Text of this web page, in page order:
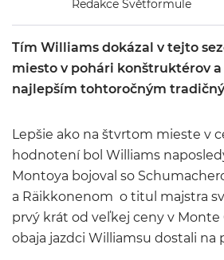
Redakce Světformule
Tím Williams dokázal v tejto
miesto v pohári konštruktérov a
najlepším tohtoročným
Lepšie ako na štvrtom mieste v
hodnotení bol Williams
Montoya bojoval so
a Räikkonenom o titul majstra
prvý krát od veľkej ceny v Monte
obaja jazdci Williamsu dostali na